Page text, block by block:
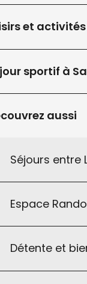
et activités
sportif à
aussi
Séjours entre
Espace
Détente et
Gourdon